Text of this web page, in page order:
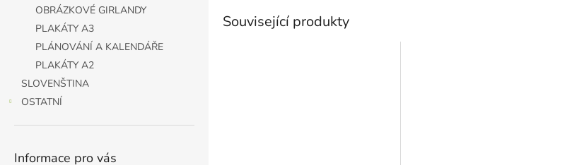
OBRÁZKOVÉ GIRLANDY
PLAKÁTY A3
PLÁNOVÁNÍ A KALENDÁŘE
PLAKÁTY A2
SLOVENŠTINA
OSTATNÍ
Informace pro vás
Související produkty